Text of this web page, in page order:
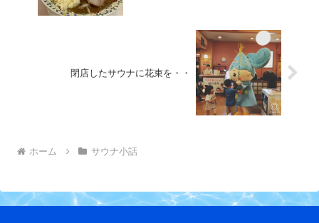
閉店したサウナに花束を・・
ホーム サウナ小話